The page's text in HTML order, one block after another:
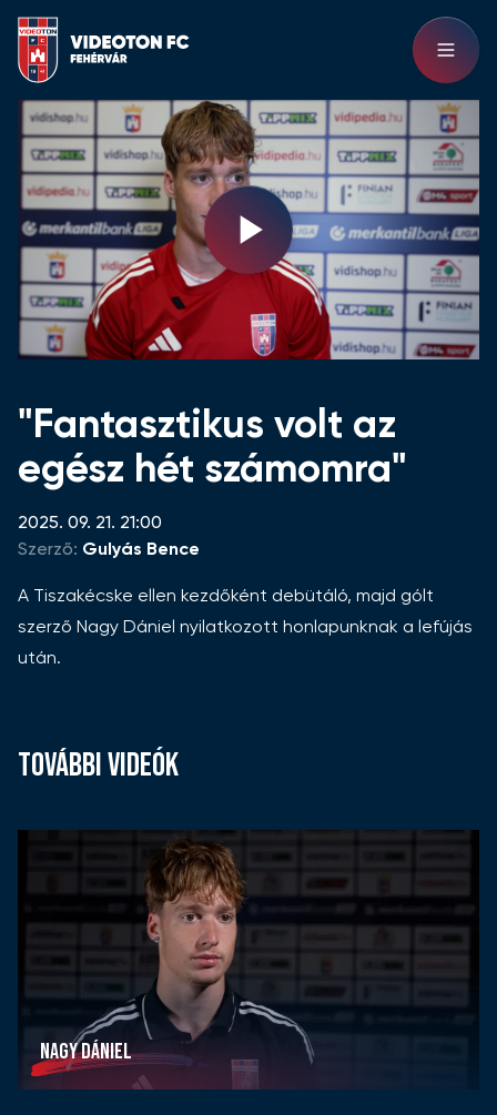
Play
Video
"Fantasztikus volt az
egész hét számomra"
2025. 09. 21. 21:00
Szerző: Gulyás Bence
A Tiszakécske ellen kezdőként debütáló, majd gólt
szerző Nagy Dániel nyilatkozott honlapunknak a lefújás
után.
TOVÁBBI VIDEÓK
NAGY DÁNIEL